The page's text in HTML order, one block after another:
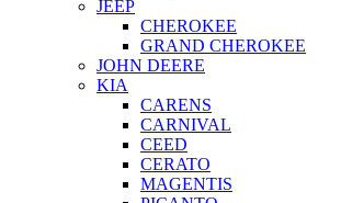
JEEP
CHEROKEE
GRAND CHEROKEE
JOHN DEERE
KIA
CARENS
CARNIVAL
CEED
CERATO
MAGENTIS